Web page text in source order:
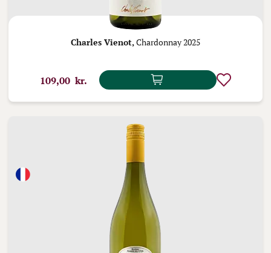
Charles Vienot, Chardonnay 2025
109,00 kr.